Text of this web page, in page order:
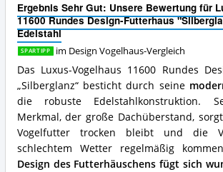
erhältlich?
Ergebnis Sehr Gut: Unsere Bewertung für
11600 Rundes Design-Futterhaus
Edelstahl
SPARTIPP im Design Vogelhaus-Vergleich
Das Luxus-Vogelhaus 11600 Rundes
„Silberglanz“ besticht durch seine
die robuste Edelstahlkonstruktion.
Merkmal, der große Dachüberstand,
Vogelfutter trocken bleibt und die
schlechtem Wetter regelmäßig
Design des Futterhäuschens fügt sich
Design-
Futterhaus
"Silberglanz"
aus
Edelstahl
Vorteile:
Was
spricht
für
dieses
Design
Vogelhaus?